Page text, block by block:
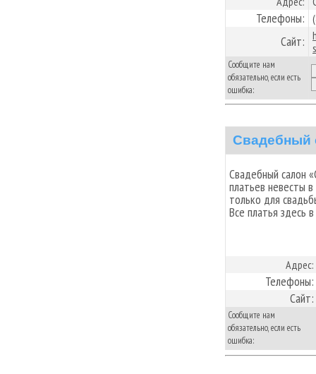
Телефоны:
Сайт:
Сообщите нам
обязательно, если есть
ошибка:
Свадебный
Cвадебный салон
платьев невесты
только для
Все платья здесь
Адрес:
Телефоны:
Сайт:
Сообщите нам
обязательно, если есть
ошибка: